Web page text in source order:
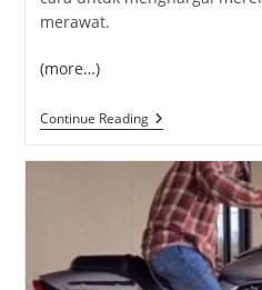
merawat.
(more…)
Continue ReadingPesona
Desert
Cantik
Yang
Tangguh
Di
Lahan
Kering